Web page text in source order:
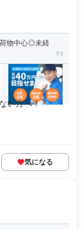
荷物中心◎未経
くない方へ！
気になる